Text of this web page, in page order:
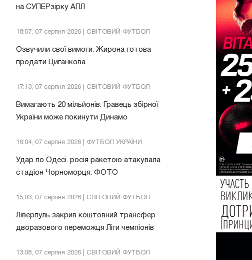
на СУПЕРзірку АПЛ
18:57, 07 серпня 2026 | СВІТОВИЙ ФУТБОЛ
Озвучили свої вимоги. Жирона готова
продати Циганкова
17:13, 07 серпня 2026 | СВІТОВИЙ ФУТБОЛ
Вимагають 20 мільйонів. Гравець збірної
України може покинути Динамо
16:04, 07 серпня 2026 | ФУТБОЛ УКРАЇНИ
Удар по Одесі. росія ракетою атакувала
стадіон Чорноморця. ФОТО
15:03, 07 серпня 2026 | СВІТОВИЙ ФУТБОЛ
Ліверпуль закрив коштовний трансфер
дворазового переможця Ліги чемпіонів
13:08, 07 серпня 2026 | СВІТОВИЙ ФУТБОЛ